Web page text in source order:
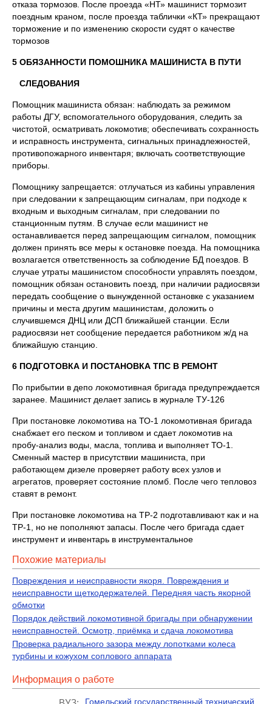
отказа тормозов. После проезда «НТ» машинист тормозит
поездным краном, после проезда таблички «КТ» прекращают
торможение и по изменению скорости судят о качестве
тормозов
5 ОБЯЗАННОСТИ ПОМОШНИКА МАШИНИСТА В ПУТИ
СЛЕДОВАНИЯ
Помощник машиниста обязан: наблюдать за режимом
работы ДГУ, вспомогательного оборудования, следить за
чистотой, осматривать локомотив; обеспечивать сохранность
и исправность инструмента, сигнальных принадлежностей,
противопожарного инвентаря; включать соответствующие
приборы.
Помощнику запрещается: отлучаться из кабины управления
при следовании к запрещающим сигналам, при подходе к
входным и выходным сигналам, при следовании по
станционным путям. В случае если машинист не
останавливается перед запрещающим сигналом, помощник
должен принять все меры к остановке поезда. На помощника
возлагается ответственность за соблюдение БД поездов. В
случае утраты машинистом способности управлять поездом,
помощник обязан остановить поезд, при наличии радиосвязи
передать сообщение о вынужденной остановке с указанием
причины и места другим машинистам, доложить о
случившемся ДНЦ или ДСП ближайшей станции. Если
радиосвязи нет сообщение передается работником ж/д на
ближайшую станцию.
6 ПОДГОТОВКА И ПОСТАНОВКА ТПС В РЕМОНТ
По прибытии в депо локомотивная бригада предупреждается
заранее. Машинист делает запись в журнале ТУ-126
При постановке локомотива на ТО-1 локомотивная бригада
снабжает его песком и топливом и сдает локомотив на
пробу-анализ воды, масла, топлива и выполняет ТО-1.
Сменный мастер в присутствии машиниста, при
работающем дизеле проверяет работу всех узлов и
агрегатов, проверяет состояние пломб. После чего тепловоз
ставят в ремонт.
При постановке локомотива на ТР-2 подготавливают как и на
ТР-1, но не пополняют запасы. После чего бригада сдает
инструмент и инвентарь в инструментальное
Похожие материалы
Повреждения и неисправности якоря. Повреждения и
неисправности щеткодержателей. Передняя часть якорной
обмотки
Порядок действий локомотивной бригады при обнаружении
неисправностей. Осмотр, приёмка и сдача локомотива
Проверка радиального зазора между лопотками колеса
турбины и кожухом соплового аппарата
Информация о работе
Гомельский государственный технический